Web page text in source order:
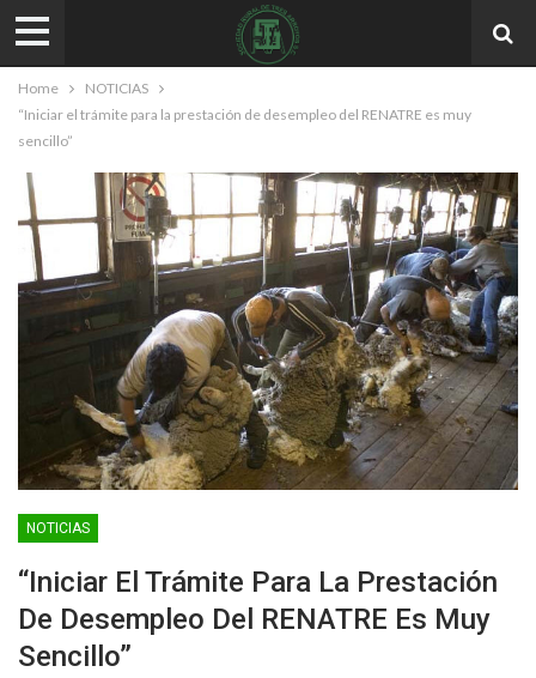
Home
NOTICIAS
“Iniciar el trámite para la prestación de desempleo del RENATRE es muy
sencillo”
NOTICIAS
“Iniciar El Trámite Para La Prestación
De Desempleo Del RENATRE Es Muy
Sencillo”